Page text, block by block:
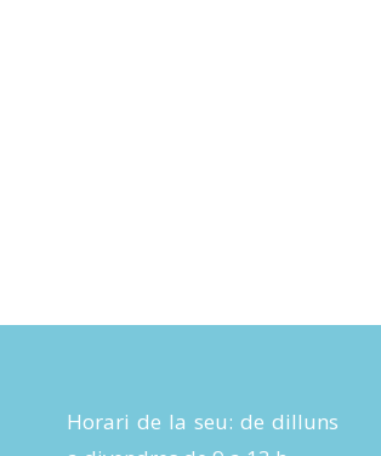
Horari de la seu: de dilluns